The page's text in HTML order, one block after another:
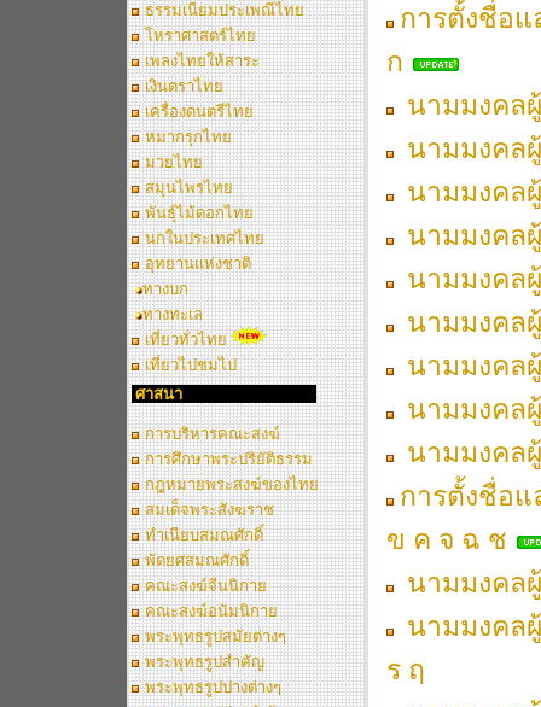
ธรรมเนียมประเพณีไทย
โหราศาสตร์ไทย
เพลงไทยให้สาระ
เงินตราไทย
เครื่องดนตรีไทย
หมากรุกไทย
มวยไทย
สมุนไพรไทย
พันธุ์ไม้ดอกไทย
นกในประเทศไทย
อุทยานแห่งชาติ
ทางบก
ทางทะเล
เที่ยวทั่วไทย
เที่ยวไปชมไป
ศาสนา
การบริหารคณะสงฆ์
การศึกษาพระปริยัติธรรม
กฎหมายพระสงฆ์ของไทย
สมเด็จพระสังฆราช
ทำเนียบสมณศักดิ์
พัดยศสมณศักดิ์
คณะสงฆ์จีนนิกาย
คณะสงฆ์อนัมนิกาย
พระพุทธรูปสมัยต่างๆ
พระพุทธรูปสำคัญ
พระพุทธรูปปางต่างๆ
การตั้งชื่อ
ก
นามมงคล
นามมงคล
นามมงคล
นามมงคล
นามมงคล
นามมงคล
นามมงคล
นามมงคล
นามมงคล
การตั้งชื่อแ
ข ค จ ฉ ช
นามมงคล
นามมงคล
ร ฤ